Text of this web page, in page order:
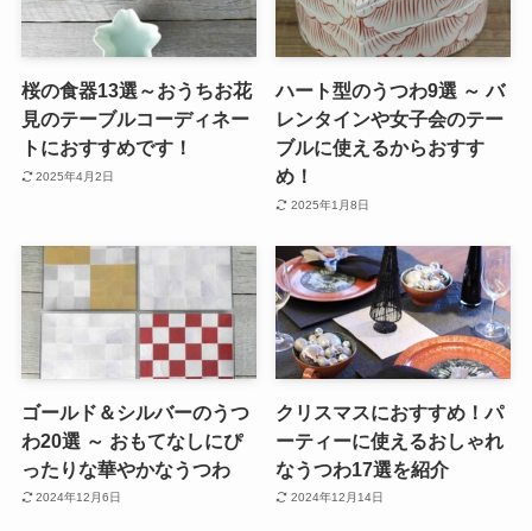
桜の食器13選～おうちお花
見のテーブルコーディネー
トにおすすめです！
2025年4月2日
ハート型のうつわ9選 ～ バ
レンタインや女子会のテー
ブルに使えるからおすす
め！
2025年1月8日
ゴールド＆シルバーのうつ
わ20選 ～ おもてなしにぴ
ったりな華やかなうつわ
2024年12月6日
クリスマスにおすすめ！パ
ーティーに使えるおしゃれ
なうつわ17選を紹介
2024年12月14日